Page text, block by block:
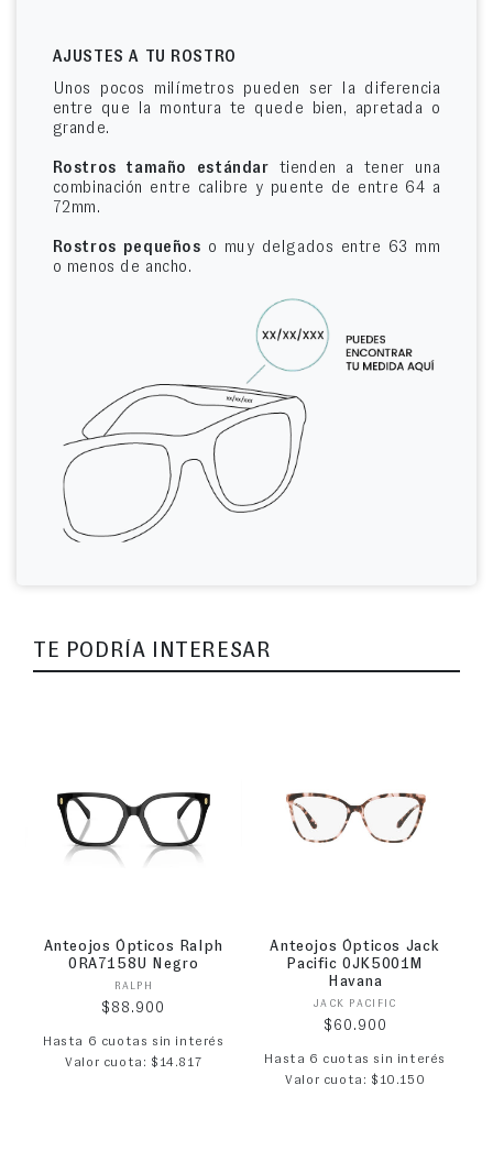
AJUSTES A TU ROSTRO
Unos pocos milímetros pueden ser la diferencia
entre que la montura te quede bien, apretada o
grande.
Rostros tamaño estándar tienden a tener una
combinación entre calibre y puente de entre 64 a
72mm.
Rostros pequeños o muy delgados entre 63 mm
o menos de ancho.
TE PODRÍA INTERESAR
Anteojos Ópticos Ralph
0RA7158U Negro
Proveedor:
RALPH
Precio habitual
$88.900
Hasta 6 cuotas sin interés
Valor cuota: $14.817
Anteojos Ópticos Jack
Pacific 0JK5001M
Havana
Proveedor:
JACK PACIFIC
Precio habitual
$60.900
Hasta 6 cuotas sin interés
Valor cuota: $10.150